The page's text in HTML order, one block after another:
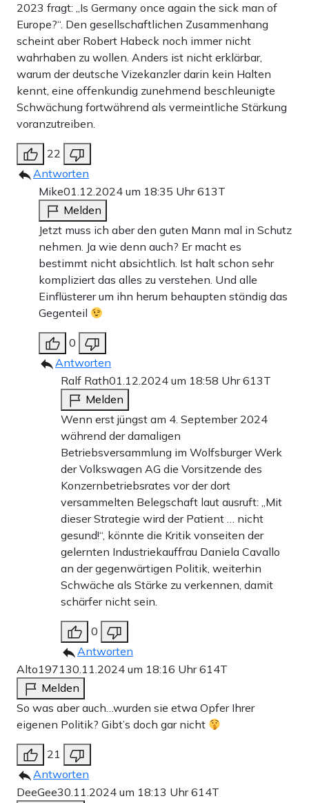
2023 fragt: „Is Germany once again the sick man of
Europe?“. Den gesellschaftlichen Zusammenhang
scheint aber Robert Habeck noch immer nicht
wahrhaben zu wollen. Anders ist nicht erklärbar,
warum der deutsche Vizekanzler darin kein Halten
kennt, eine offenkundig zunehmend beschleunigte
Schwächung fortwährend als vermeintliche Stärkung
voranzutreiben.
22
Antworten
Mike01.12.2024 um 18:35 Uhr613T
Melden
Jetzt muss ich aber den guten Mann mal in Schutz
nehmen. Ja wie denn auch? Er macht es
bestimmt nicht absichtlich. Ist halt schon sehr
kompliziert das alles zu verstehen. Und alle
Einflüsterer um ihn herum behaupten ständig das
Gegenteil
0
Antworten
Ralf Rath01.12.2024 um 18:58 Uhr613T
Melden
Wenn erst jüngst am 4. September 2024
während der damaligen
Betriebsversammlung im Wolfsburger Werk
der Volkswagen AG die Vorsitzende des
Konzernbetriebsrates vor der dort
versammelten Belegschaft laut ausruft: „Mit
dieser Strategie wird der Patient … nicht
gesund!“, könnte die Kritik vonseiten der
gelernten Industriekauffrau Daniela Cavallo
an der gegenwärtigen Politik, weiterhin
Schwäche als Stärke zu verkennen, damit
schärfer nicht sein.
0
Antworten
Alto197130.11.2024 um 18:16 Uhr614T
Melden
So was aber auch…wurden sie etwa Opfer Ihrer
eigenen Politik? Gibt’s doch gar nicht
21
Antworten
DeeGee30.11.2024 um 18:13 Uhr614T